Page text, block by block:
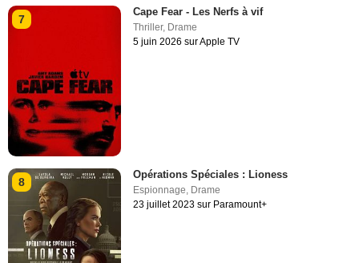
7
Cape Fear - Les Nerfs à vif
Thriller, Drame
5 juin 2026 sur Apple TV
8
Opérations Spéciales : Lioness
Espionnage, Drame
23 juillet 2023 sur Paramount+